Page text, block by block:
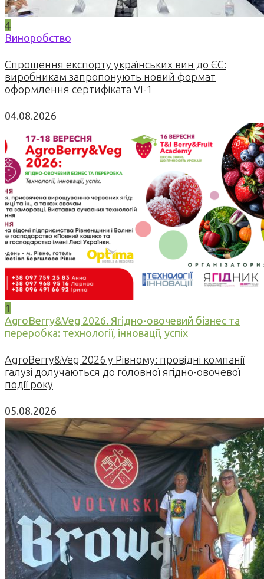
4
Виноробство
Спрощення експорту українських вин до ЄС:
виробникам запропонують новий формат
оформлення сертифіката VI-1
04.08.2026
1
AgroBerry&Veg 2026. Ягідно-овочевий бізнес та
переробка: технології, інновації, успіх
AgroBerry&Veg 2026 у Рівному: провідні компанії
галузі долучаються до головної ягідно-овочевої
події року
05.08.2026